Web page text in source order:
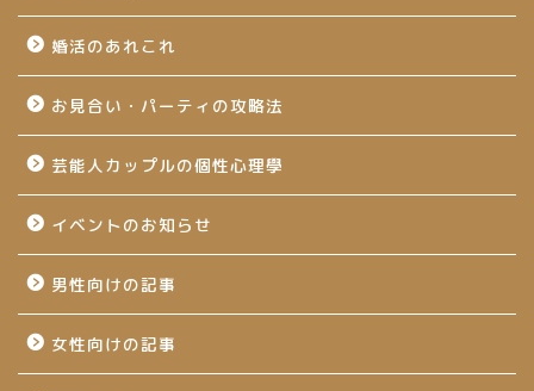
婚活のあれこれ
お見合い・パーティの攻略法
芸能人カップルの個性心理學
イベントのお知らせ
男性向けの記事
女性向けの記事